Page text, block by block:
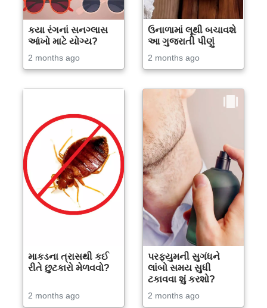
કયા રંગનાં સનગ્લાસ
આંખો માટે યોગ્ય?
2 months ago
ઉનાળામાં લૂથી બચાવશે
આ ગુજરાતી પીણું
2 months ago
માકડના ત્રાસથી કઈ
રીતે છુટકારો મેળવવો?
2 months ago
પરફ્યુમની સુગંધને
લાંબો સમય સુધી
ટકાવવા શું કરશો?
2 months ago